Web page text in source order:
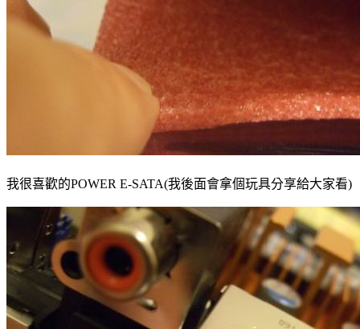
我很喜歡的POWER E-SATA(我後面會拿個玩具分享給大家看)